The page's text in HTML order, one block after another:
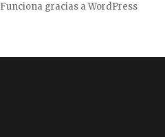
Funciona gracias a WordPress